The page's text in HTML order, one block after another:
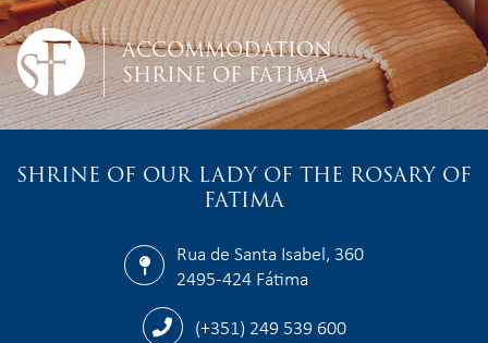
ACCOMMODATION
SHRINE OF FATIMA
SHRINE OF OUR LADY OF THE ROSARY OF
FATIMA
Rua de Santa Isabel, 360
2495-424 Fátima
(+351) 249 539 600